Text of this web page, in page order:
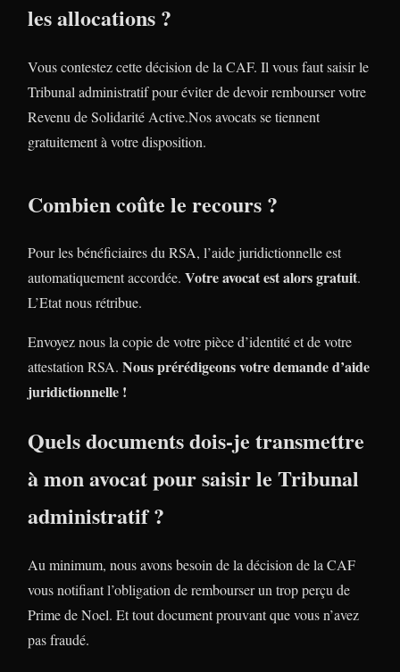
les allocations ?
Vous contestez cette décision de la CAF. Il vous faut saisir le
Tribunal administratif pour éviter de devoir rembourser votre
Revenu de Solidarité Active.Nos avocats se tiennent
gratuitement à votre disposition.
Combien coûte le recours ?
Pour les bénéficiaires du RSA, l’aide juridictionnelle est
automatiquement accordée. Votre avocat est alors gratuit.
L’Etat nous rétribue.
Envoyez nous la copie de votre pièce d’identité et de votre
attestation RSA. Nous prérédigeons votre demande d’aide
juridictionnelle !
Quels documents dois-je transmettre
à mon avocat pour saisir le Tribunal
administratif ?
Au minimum, nous avons besoin de la décision de la CAF
vous notifiant l’obligation de rembourser un trop perçu de
Prime de Noel. Et tout document prouvant que vous n’avez
pas fraudé.